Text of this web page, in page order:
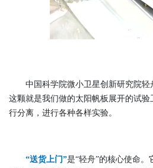
中国科学院微小卫星创新研究院轻
这颗就是我们做的太阳帆板展开的试
行分离，进行各种各样实验。
“送货上门”是“轻舟”的核心使命。